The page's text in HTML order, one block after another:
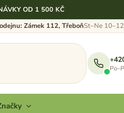
OD 1 500 KČ
Zámek 112, TřeboňSt–Ne